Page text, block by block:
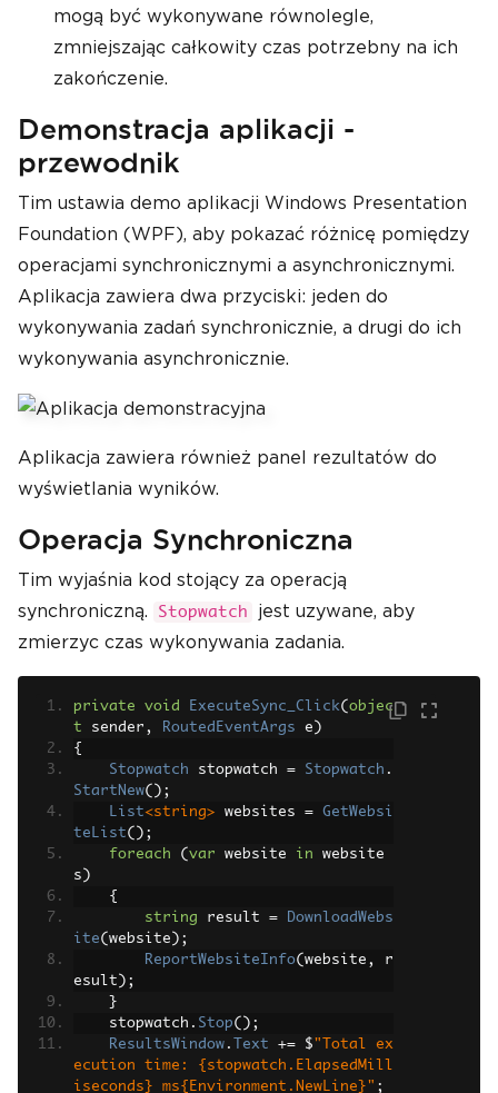
mogą być wykonywane równolegle,
zmniejszając całkowity czas potrzebny na ich
zakończenie.
Demonstracja aplikacji -
przewodnik
Tim ustawia demo aplikacji Windows Presentation
Foundation (WPF), aby pokazać różnicę pomiędzy
operacjami synchronicznymi a asynchronicznymi.
Aplikacja zawiera dwa przyciski: jeden do
wykonywania zadań synchronicznie, a drugi do ich
wykonywania asynchronicznie.
Aplikacja zawiera również panel rezultatów do
wyświetlania wyników.
Operacja Synchroniczna
Tim wyjaśnia kod stojący za operacją
synchroniczną.
Stopwatch
jest uzywane, aby
zmierzyc czas wykonywania zadania.
private void ExecuteSync_Click( objec
t sender , RoutedEventArgs e )
{
Stopwatch stopwatch = Stopwatch .
StartNew();
List<string> websites =
GetWebsi
teList();
foreach
( var website in website
s )
{
string result =
DownloadWebs
ite( website );
ReportWebsiteInfo( website ,
r
esult );
}
    stopwatch
. Stop();
ResultsWindow . Text += $ "Total ex
ecution time: {stopwatch.ElapsedMill
iseconds} ms{Environment.NewLine}" ;